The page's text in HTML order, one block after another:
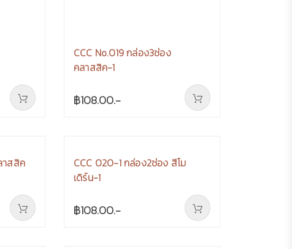
CCC No.019 กล่อง3ช่อง
คลาสสิค-1
฿108.00.-